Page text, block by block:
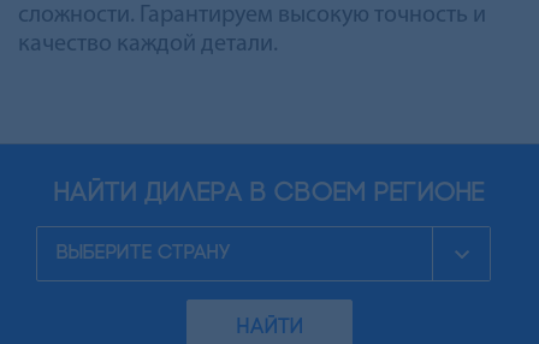
сложности. Гарантируем высокую точность и
качество каждой детали.
найти дилера в своем регионе
НАЙТИ